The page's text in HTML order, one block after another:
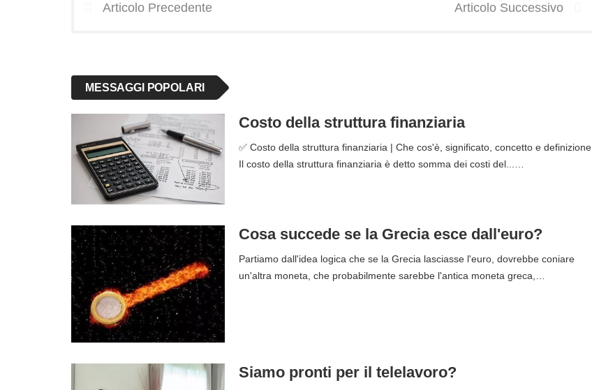
Articolo Precedente Articolo Successivo
MESSAGGI POPOLARI
Costo della struttura finanziaria
✅ Costo della struttura finanziaria | Che cos'è, significato, concetto e definizione.
Il costo della struttura finanziaria è detto somma dei costi del...…
Cosa succede se la Grecia esce dall'euro?
Partiamo dall'idea logica che se la Grecia lasciasse l'euro, dovrebbe coniare
un'altra moneta, che probabilmente sarebbe l'antica moneta greca,…
Siamo pronti per il telelavoro?